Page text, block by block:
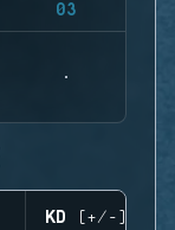
03
KD (+/-)